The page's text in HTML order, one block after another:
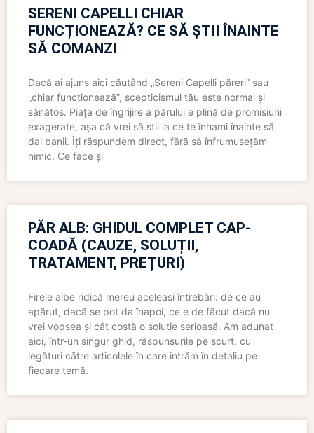
SERENI CAPELLI CHIAR
FUNCȚIONEAZĂ? CE SĂ ȘTII ÎNAINTE
SĂ COMANZI
Dacă ai ajuns aici căutând „Sereni Capelli păreri” sau
„chiar funcționează”, scepticismul tău este normal și
sănătos. Piața de îngrijire a părului e plină de promisiuni
exagerate, așa că vrei să știi la ce te înhami înainte să
dai banii. Îți răspundem direct, fără să înfrumusețăm
nimic. Ce face și
PĂR ALB: GHIDUL COMPLET CAP-
COADĂ (CAUZE, SOLUȚII,
TRATAMENT, PREȚURI)
Firele albe ridică mereu aceleași întrebări: de ce au
apărut, dacă se pot da înapoi, ce e de făcut dacă nu
vrei vopsea și cât costă o soluție serioasă. Am adunat
aici, într-un singur ghid, răspunsurile pe scurt, cu
legături către articolele în care intrăm în detaliu pe
fiecare temă.